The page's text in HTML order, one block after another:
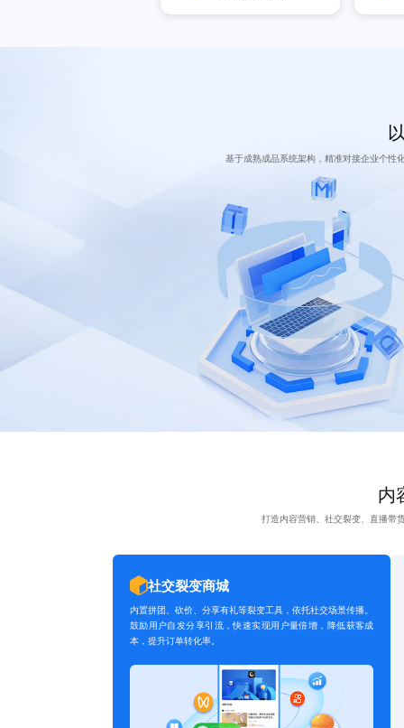
基于成熟成品系统架构，精准对接企业个性
内
打造内容营销、社交裂变、直播带
社交裂变商城
内置拼团、砍价、分享有礼等裂变工具，依托社交场景传播。
鼓励用户自发分享引流，快速实现用户量倍增，降低获客成
本，提升订单转化率。